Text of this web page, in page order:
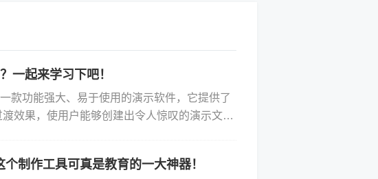
一起来学习下吧！
款功能强大、易于使用的演示软件，它提供了
效果，使用户能够创建出令人惊叹的演示文
制作工具可真是教育的一大神器！